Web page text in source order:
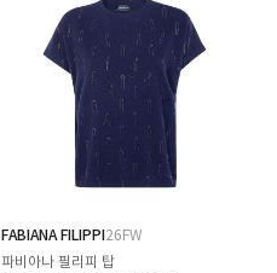
FABIANA FILIPPI26FW
파비아나 필리피 탑